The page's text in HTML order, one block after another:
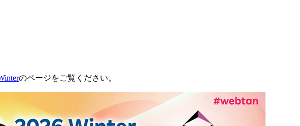
のページをご覧ください。